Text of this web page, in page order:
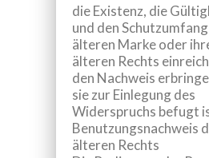
die Existenz, die
und den
älteren Marke oder
älteren Rechts
den Nachweis
sie zur Einlegung des
Widerspruchs befugt
Benutzungsnachweis
älteren Rechts